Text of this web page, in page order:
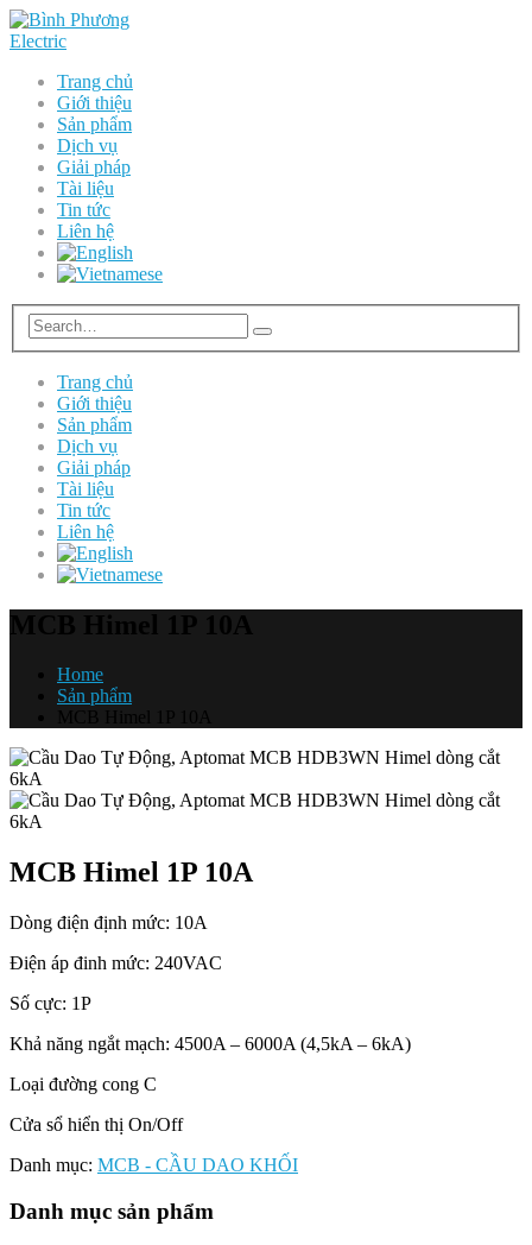
Trang chủ
Giới thiệu
Sản phẩm
Dịch vụ
Giải pháp
Tài liệu
Tin tức
Liên hệ
Trang chủ
Giới thiệu
Sản phẩm
Dịch vụ
Giải pháp
Tài liệu
Tin tức
Liên hệ
Home
Sản phẩm
MCB Himel 1P 10A
Dòng điện định mức: 10A
Điện áp đinh mức: 240VAC
Số cực: 1P
Khả năng ngắt mạch: 4500A – 6000A (4,5kA – 6kA)
Loại đường cong C
Cửa sổ hiển thị On/Off
Danh mục: MCB - CẦU DAO KHỐI
Danh mục sản phẩm